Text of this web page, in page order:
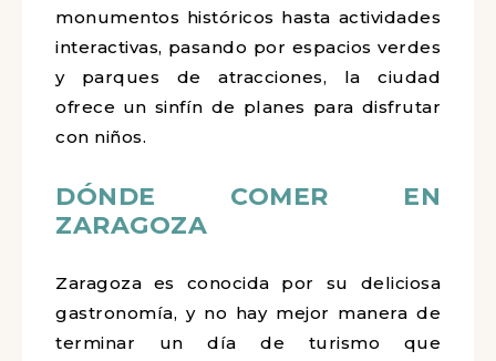
monumentos históricos hasta actividades
interactivas, pasando por espacios verdes
y parques de atracciones, la ciudad
ofrece un sinfín de planes para disfrutar
con niños.
DÓNDE COMER EN
ZARAGOZA
Zaragoza es conocida por su deliciosa
gastronomía, y no hay mejor manera de
terminar un día de turismo que